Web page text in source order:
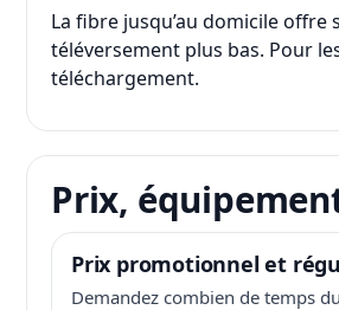
La fibre jusqu’au domicile
téléversement plus bas. Pour
téléchargement.
Prix,
Prix promotionnel et
Demandez combien de temps